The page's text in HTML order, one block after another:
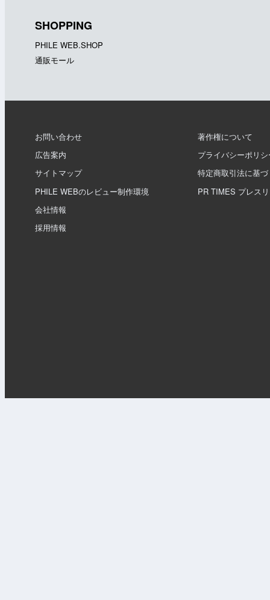
SHOPPING
PHILE WEB.SHOP
通販モール
お問い合わせ
広告案内
サイトマップ
PHILE WEBのレビュー制作環境
会社情報
採用情報
著作権について
プライバシーポリ
特定商取引法に基
PR TIMES プレス